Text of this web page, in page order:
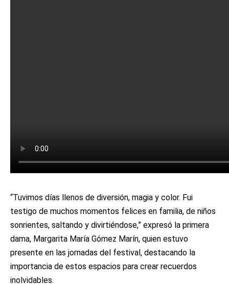
“Tuvimos días llenos de diversión, magia y color. Fui
testigo de muchos momentos felices en familia, de niños
sonrientes, saltando y divirtiéndose,” expresó la primera
dama, Margarita María Gómez Marín, quien estuvo
presente en las jornadas del festival, destacando la
importancia de estos espacios para crear recuerdos
inolvidables.